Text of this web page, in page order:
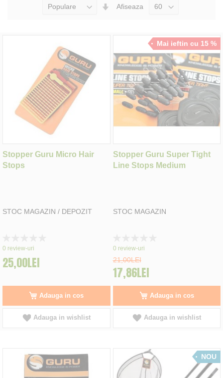
Seteaza
Afiseaza
Stopper Guru Micro Hair
Stops
STOC MAGAZIN / DEPOZIT
0%
0 review-uri
25,00LEI
Adauga in cos
Adauga in wishlist
Mai ieftin cu 15 %
Stopper Guru Super Tight
Line Stops Medium
STOC MAGAZIN
0%
0 review-uri
21,00LEI
17,86LEI
Adauga in cos
Adauga in wishlist
NOU